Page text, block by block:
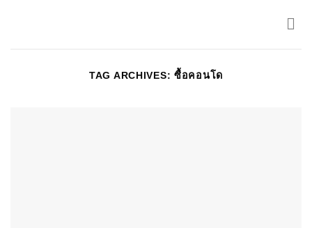
TAG ARCHIVES:ซื้อคอนโด